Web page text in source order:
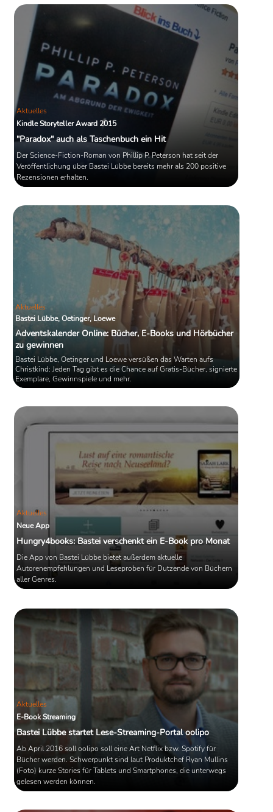
Aktuelles
Kindle Storyteller Award 2015
"Paradox" auch als Taschenbuch ein Hit
Der Science-Fiction-Roman von Phillip P. Peterson hat seit der
Veröffentlichung über Bastei Lübbe bereits mehr als 200 positive
Rezensionen erhalten.
Aktuelles
Bastei Lübbe, Oetinger, Loewe
Adventskalender Online: Bücher, E-Books und Hörbücher
zu gewinnen
Bastei Lübbe, Oetinger und Loewe versüßen das Warten aufs
Christkind: Jeden Tag gibt es die Chance auf Gratis-Bücher, signierte
Exemplare, Gewinnspiele und mehr.
Aktuelles
Neue App
Hungry4books: Bastei verschenkt ein E-Book pro Monat
Die App von Bastei Lübbe bietet außerdem aktuelle
Autorenempfehlungen und Leseproben für Dutzende von Büchern
aller Genres.
Aktuelles
E-Book Streaming
Bastei Lübbe startet Lese-Streaming-Portal oolipo
Ab April 2016 soll oolipo soll eine Art Netflix bzw. Spotify für
Bücher werden. Schwerpunkt sind laut Produktchef Ryan Mullins
(Foto) kurze Stories für Tablets und Smartphones, die unterwegs
gelesen werden können.